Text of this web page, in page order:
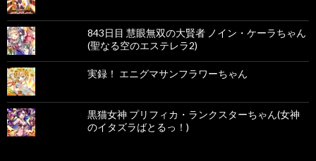
843日目 慧眼無双の大賢者 ノイン・ケーラちゃん
(聖なる空のエステレラ2)
実録！ エニグマサンフラワーちゃん
黒猫女神 プリフィカ・ランクスターちゃん(女神
のイタズラばとるっ！)